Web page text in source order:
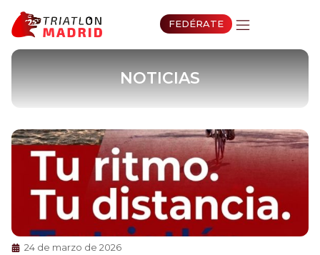
FEDÉRATE
NOTICIAS
24 de marzo de 2026